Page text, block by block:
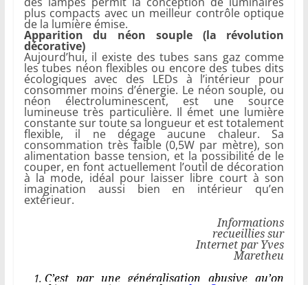
plus compacts avec un meilleur contrôle optique
de la lumière émise.
Apparition du néon souple (la révolution
décorative)
Aujourd’hui, il existe des tubes sans gaz comme
les tubes néon flexibles ou encore des tubes dits
écologiques avec des LEDs à l’intérieur pour
consommer moins d’énergie. Le néon souple, ou
néon électroluminescent, est une source
lumineuse très particulière. Il émet une lumière
constante sur toute sa longueur et est totalement
flexible, il ne dégage aucune chaleur. Sa
consommation très faible (0,5W par mètre), son
alimentation basse tension, et la possibilité de le
couper, en font actuellement l’outil de décoration
à la mode, idéal pour laisser libre court à son
imagination aussi bien en intérieur qu’en
extérieur.
Informations
recueillies sur
Internet par Yves
Maretheu
C’est par une généralisation abusive qu’on